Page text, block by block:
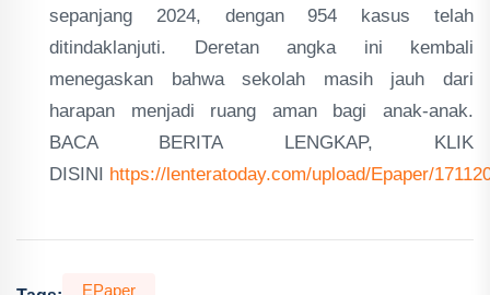
sepanjang 2024, dengan 954 kasus telah
ditindaklanjuti. Deretan angka ini kembali
menegaskan bahwa sekolah masih jauh dari
harapan menjadi ruang aman bagi anak-anak.
BACA BERITA LENGKAP, KLIK
DISINI https://lenteratoday.com/upload/Epaper/
EPaper